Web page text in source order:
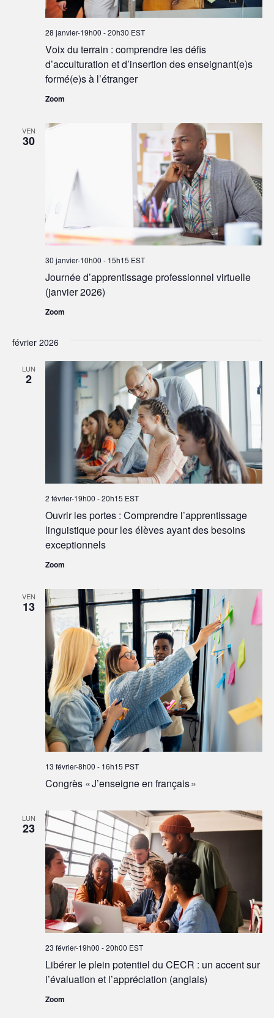
Voix du terrain : comprendre les défis
d’acculturation et d’insertion des enseignant(e)s
formé(e)s à l’étranger
28 janvier-19h00 -20h30 EST
Zoom
VEN
30
Journée d’apprentissage professionnel virtuelle
(janvier 2026)
30 janvier-10h00 - 15h15 EST
Zoom
février 2026
LUN
2
Ouvrir les portes : Comprendre l’apprentissage
linguistique pour les élèves ayant des besoins
exceptionnels
2 février-19h00 -20h15 EST
Zoom
VEN
13
Congrès « J’enseigne en français »
13 février-8h00 - 16h15 PST
LUN
23
Libérer le plein potentiel du CECR : un accent sur
l’évaluation et l’appréciation (anglais)
23 février-19h00 -20h00 EST
Zoom